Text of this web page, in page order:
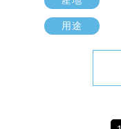
用途